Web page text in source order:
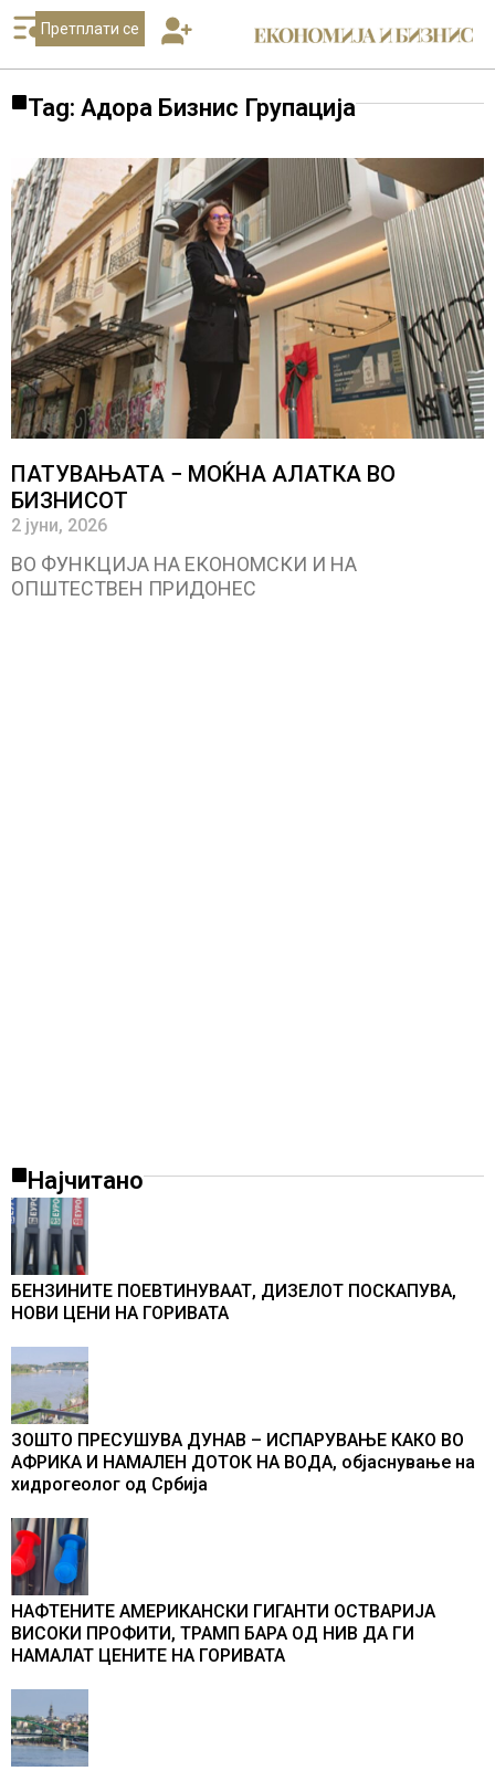
Претплати се
Tag: Адора Бизнис Групација
ПАТУВАЊАТА − МОЌНА АЛАТКА ВО
БИЗНИСОТ
2 јуни, 2026
ВО ФУНКЦИЈА НА ЕКОНОМСКИ И НА
ОПШТЕСТВЕН ПРИДОНЕС
Најчитано
БЕНЗИНИТЕ ПОЕВТИНУВААТ, ДИЗЕЛОТ ПОСКАПУВА,
НОВИ ЦЕНИ НА ГОРИВАТА
ЗОШТО ПРЕСУШУВА ДУНАВ – ИСПАРУВАЊЕ КАКО ВО
АФРИКА И НАМАЛЕН ДОТОК НА ВОДА, објаснување на
хидрогеолог од Србија
НАФТЕНИТЕ АМЕРИКАНСКИ ГИГАНТИ ОСТВАРИЈА
ВИСОКИ ПРОФИТИ, ТРАМП БАРА ОД НИВ ДА ГИ
НАМАЛАТ ЦЕНИТЕ НА ГОРИВАТА